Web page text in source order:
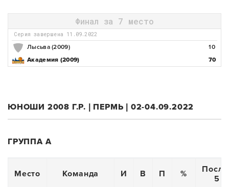
Финал за 7 место
Серия завершена 11.09.2022
Лысьва (2009)
10
Академия (2009)
70
ЮНОШИ 2008 Г.Р. | ПЕРМЬ | 02-04.09.2022
ГРУППА А
Место Команда И В П %
5